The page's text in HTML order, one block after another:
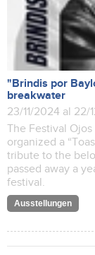
"Brindis por
breakwater
23/11/2024 al 22/
The Festival
organized a
tribute to the
passed away a
festival.
Ausstellungen